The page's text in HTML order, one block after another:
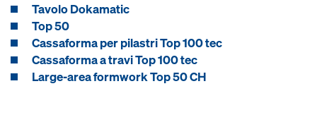
Tavolo Dokamatic
Top 50
Cassaforma per pilastri Top 100 tec
Cassaforma a travi Top 100 tec
Large-area formwork Top 50 CH